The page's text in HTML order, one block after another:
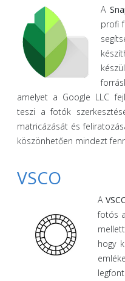
A
profi
amelyet a Google LLC
teszi a fotók
matricázását és
köszönhetően mindezt
VSCO
A
fotós
hogy